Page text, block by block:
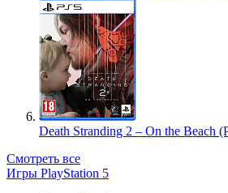
Death Stranding 2 – On the Beach
Смотреть все
Игры PlayStation 5